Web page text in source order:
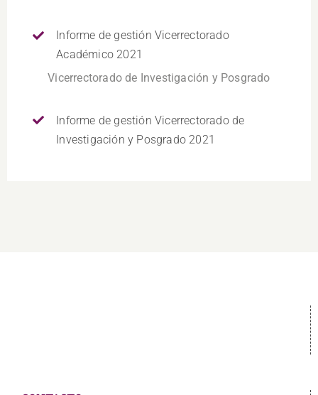
Informe de gestión Vicerrectorado
Académico 2021
Vicerrectorado de Investigación y Posgrado
Informe de gestión Vicerrectorado de
Investigación y Posgrado 2021